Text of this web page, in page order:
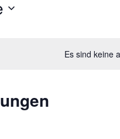
Es sind keine